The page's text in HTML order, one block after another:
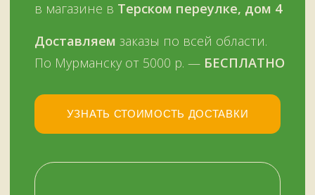
НАШ МАГАЗИНЗДЕСЬ
+7 (909) 563-11-00
График работы: